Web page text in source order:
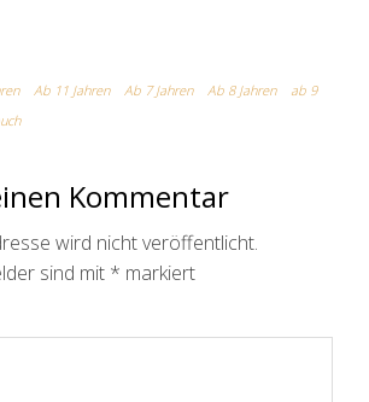
Ab 11 Jahren Ab 7 Jahren Ab 8 Jahren
ab 9
Kommentar
wird nicht veröffentlicht.
sind mit * markiert